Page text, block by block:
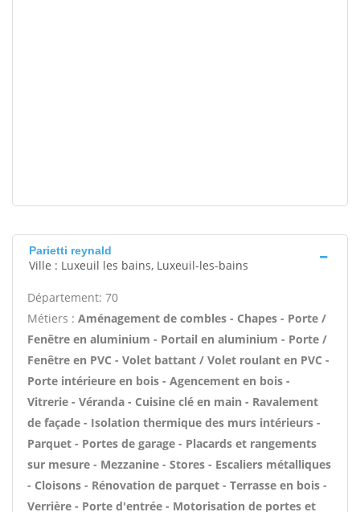
Parietti reynald
Ville : Luxeuil les bains, Luxeuil-les-bains
Département: 70
Métiers : Aménagement de combles - Chapes - Porte /
Fenêtre en aluminium - Portail en aluminium - Porte /
Fenêtre en PVC - Volet battant / Volet roulant en PVC -
Porte intérieure en bois - Agencement en bois -
Vitrerie - Véranda - Cuisine clé en main - Ravalement
de façade - Isolation thermique des murs intérieurs -
Parquet - Portes de garage - Placards et rangements
sur mesure - Mezzanine - Stores - Escaliers métalliques
- Cloisons - Rénovation de parquet - Terrasse en bois -
Verrière - Porte d'entrée - Motorisation de portes et